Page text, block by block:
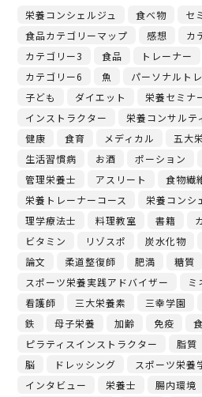
栄養コンシェルジュ 食べ物
セ
食品カテゴリーマップ
感想 カ
カテゴリー3
食品 トレーナー
カテゴリー6
魚 パーソナルト
子ども
ダイエット 栄養セミナ
インストラクター
栄養コンサルテ
健康
食育 メディカル 五大
生活習慣病
お酒 ポーション
管理栄養士
アスリート 食物繊
栄養トレーナーコース
栄養コンシ
理学療法士
料理教室 書籍
ビタミン
リゾスポ 炭水化物
論文
柔道整復師 肥満
糖質
スポーツ栄養実践アドバイザー
ミ
看護師
三大栄養素 三幸学園
鉄
母子栄養 加齢 免疫
ピラティスインストラクター
脂質
脳
ドレッシング スポーツ栄養
インタビュー
栄養士 腸内環境